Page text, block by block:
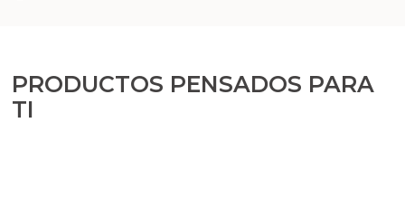
PRODUCTOS PENSADOS PARA
TI